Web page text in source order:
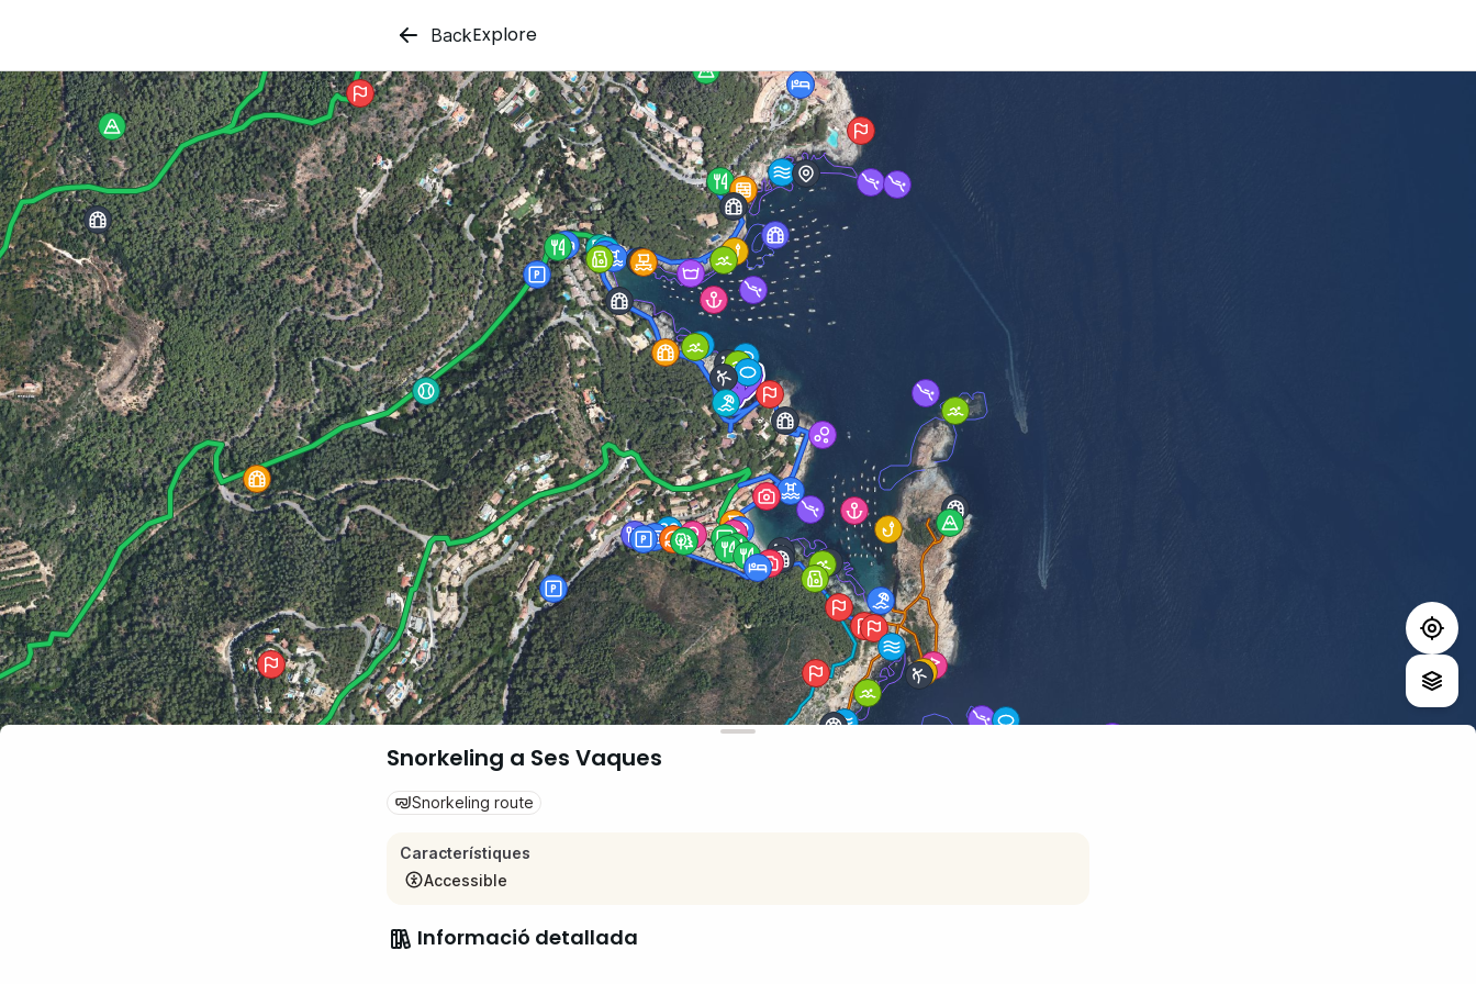
BackExplore
Snorkeling a Ses Vaques
Snorkeling route
Característiques
Accessible
Informació detallada